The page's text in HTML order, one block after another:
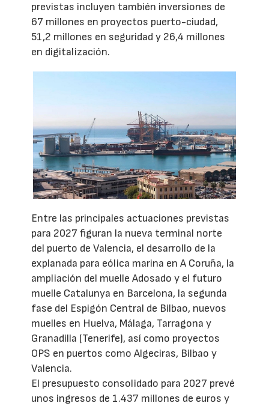
previstas incluyen también inversiones de
67 millones en proyectos puerto-ciudad,
51,2 millones en seguridad y 26,4 millones
en digitalización.
Entre las principales actuaciones previstas
para 2027 figuran la nueva terminal norte
del puerto de Valencia, el desarrollo de la
explanada para eólica marina en A Coruña, la
ampliación del muelle Adosado y el futuro
muelle Catalunya en Barcelona, la segunda
fase del Espigón Central de Bilbao, nuevos
muelles en Huelva, Málaga, Tarragona y
Granadilla (Tenerife), así como proyectos
OPS en puertos como Algeciras, Bilbao y
Valencia.
El presupuesto consolidado para 2027 prevé
unos ingresos de 1.437 millones de euros y